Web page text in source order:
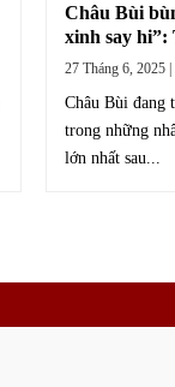
Châu Bùi
xinh say hi”:
fashionista
27 Tháng 6, 2025 |
Châu Bùi đang
trong những
lớn nhất sau...